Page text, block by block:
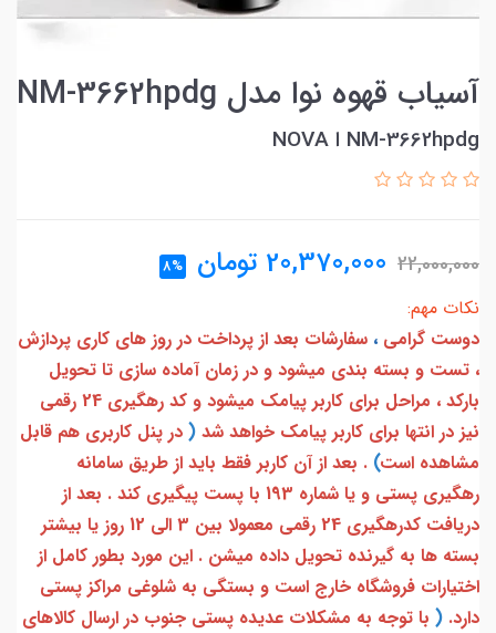
آسیاب قهوه نوا مدل NM-3662hpdg
NM-3662hpdg ا NOVA
22,000,000
20,370,000 تومان 8%
نکات مهم:
دوست گرامی ، سفارشات بعد از پرداخت در روز های کاری پردازش
، تست و بسته بندی میشود و در زمان آماده سازی تا تحویل
بارکد ، مراحل برای کاربر پیامک میشود و کد رهگیری 24 رقمی
نیز در انتها برای کاربر پیامک خواهد شد ( در پنل کاربری هم قابل
مشاهده است) . بعد از آن کاربر فقط باید از طریق سامانه
رهگیری پستی و یا شماره 193 با پست پیگیری کند . بعد از
دریافت کدرهگیری 24 رقمی معمولا بین 3 الی 12 روز یا بیشتر
بسته ها به گیرنده تحویل داده میشن . این مورد بطور کامل از
اختیارات فروشگاه خارج است و بستگی به شلوغی مراکز پستی
دارد. ( با توجه به مشکلات عدیده پستی جنوب در ارسال کالاهای